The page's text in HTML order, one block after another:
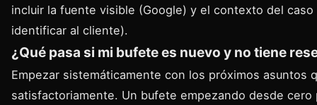
incluir la fuente visible (Google) y el contexto del
identificar al cliente).
¿Qué pasa si mi bufete es nuevo y no tiene
Empezar sistemáticamente con los próximos asuntos
satisfactoriamente. Un bufete empezando desde